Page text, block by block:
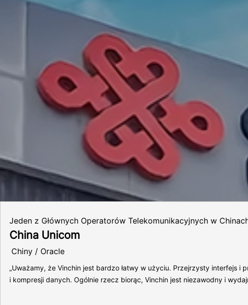
Jeden z Głównych Operatorów Telekomunikacyjnych w
China Unicom
Chiny / Oracle
„Uważamy, że Vinchin jest bardzo łatwy w użyciu. Przejrzysty interfejs
i kompresji danych. Ogólnie rzecz biorąc, Vinchin jest niezawodny i